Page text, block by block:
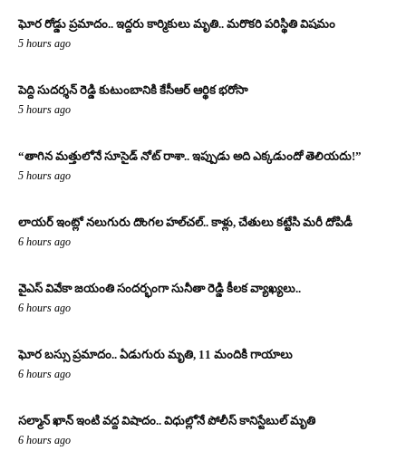
ఘోర రోడ్డు ప్రమాదం.. ఇద్దరు కార్మికులు మృతి.. మరొకరి పరిస్థితి విషమం
5 hours ago
పెద్ది సుదర్శన్ రెడ్డి కుటుంబానికి కేసీఆర్ ఆర్థిక భరోసా
5 hours ago
“తాగిన మత్తులోనే సూసైడ్ నోట్ రాశా.. ఇప్పుడు అది ఎక్కడుందో తెలియదు!”
5 hours ago
లాయర్ ఇంట్లో నలుగురు దొంగల హల్‌చల్.. కాళ్లు, చేతులు కట్టేసి మరీ దోపిడీ
6 hours ago
వైఎస్ వివేకా జయంతి సందర్భంగా సునీతా రెడ్డి కీలక వ్యాఖ్యలు..
6 hours ago
ఘోర బస్సు ప్రమాదం.. ఏడుగురు మృతి, 11 మందికి గాయాలు
6 hours ago
సల్మాన్ ఖాన్ ఇంటి వద్ద విషాదం.. విధుల్లోనే పోలీస్ కానిస్టేబుల్ మృతి
6 hours ago